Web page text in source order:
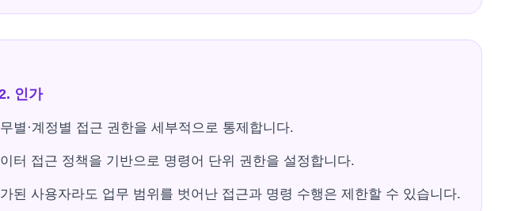
인가
별·계정별 접근 권한을 세부적으로 통제합니다.
터 접근 정책을 기반으로 명령어 단위 권한을 설정합니다.
된 사용자라도 업무 범위를 벗어난 접근과 명령 수행은 제한할 수 있습니다.